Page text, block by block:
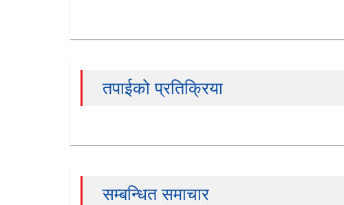
तपाईको प्रतिक्रिया
सम्बन्धित समाचार